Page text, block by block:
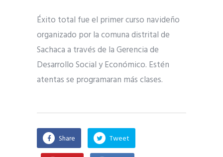
Éxito total fue el primer curso navideño
organizado por la comuna distrital de
Sachaca a través de la Gerencia de
Desarrollo Social y Económico. Estén
atentas se programaran más clases.
Share Tweet